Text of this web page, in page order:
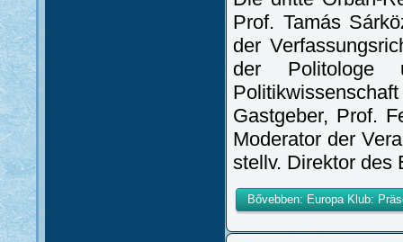
Prof. Tamás
der
der Politologe
Gastgeber, Prof.
Moderator der
stellv. Direktor des
Bővebben: Europa Klub: